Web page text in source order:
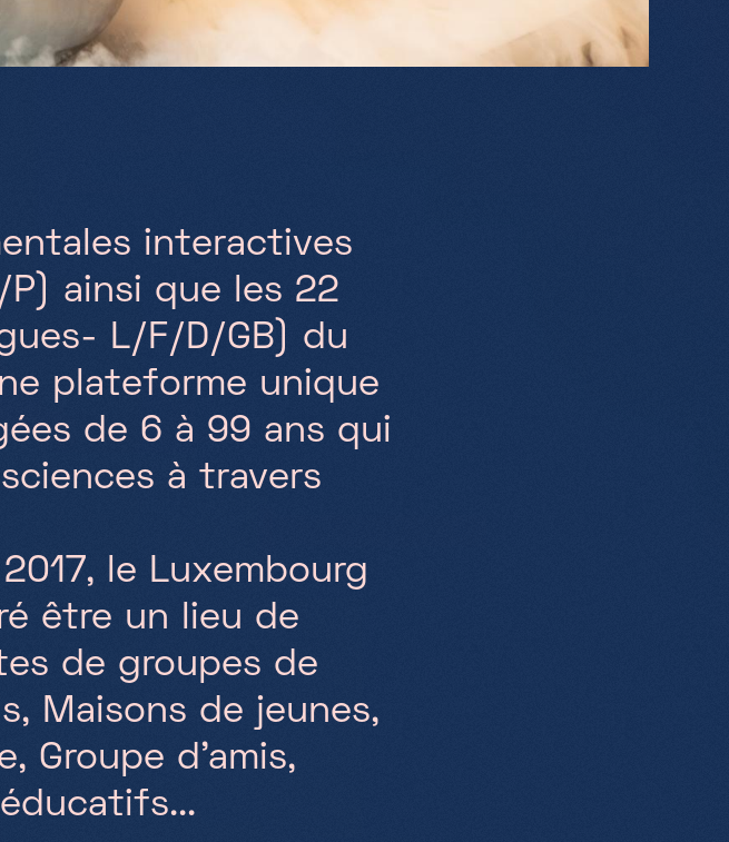
interactives
ainsi que les 22
L/F/D/GB) du
plateforme unique
de 6 à 99 ans qui
à travers
le Luxembourg
être un lieu de
de groupes de
Maisons de jeunes,
Groupe d’amis,